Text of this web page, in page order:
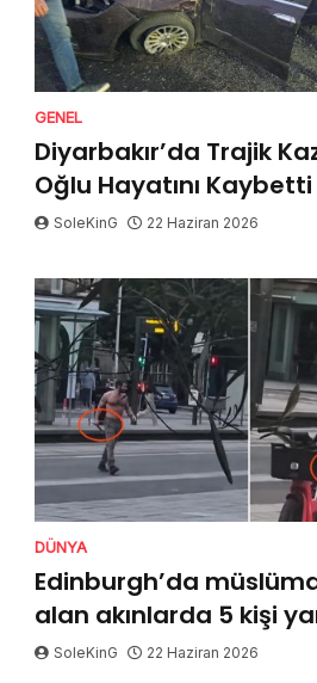
GENEL
Diyarbakır’da Trajik
Oğlu Hayatını Kaybetti
SoleKinG 22 Haziran 2026
DÜNYA
Edinburgh’da
alan akınlarda 5 kişi
SoleKinG 22 Haziran 2026